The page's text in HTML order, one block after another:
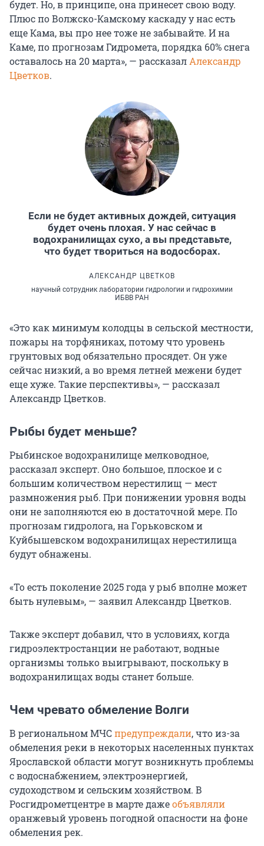
будет. Но, в принципе, она принесет свою воду.
Плюс по Волжско-Камскому каскаду у нас есть
еще Кама, вы про нее тоже не забывайте. И на
Каме, по прогнозам Гидромета, порядка 60% снега
оставалось на 20 марта», — рассказал Александр
Цветков.
Если не будет активных дождей, ситуация
будет очень плохая. У нас сейчас в
водохранилищах сухо, а вы представьте,
что будет твориться на водосборах.
АЛЕКСАНДР ЦВЕТКОВ
научный сотрудник лаборатории гидрологии и гидрохимии
ИБВВ РАН
«Это как минимум колодцы в сельской местности,
пожары на торфяниках, потому что уровень
грунтовых вод обязательно просядет. Он уже
сейчас низкий, а во время летней межени будет
еще хуже. Такие перспективы», — рассказал
Александр Цветков.
Рыбы будет меньше?
Рыбинское водохранилище мелководное,
рассказал эксперт. Оно большое, плоское и с
большим количеством нерестилищ — мест
размножения рыб. При понижении уровня воды
они не заполняются ею в достаточной мере. По
прогнозам гидролога, на Горьковском и
Куйбышевском водохранилищах нерестилища
будут обнажены.
«То есть поколение 2025 года у рыб вполне может
быть нулевым», — заявил Александр Цветков.
Также эксперт добавил, что в условиях, когда
гидроэлектростанции не работают, водные
организмы только выигрывают, поскольку в
водохранилищах воды станет больше.
Чем чревато обмеление Волги
В региональном МЧСпредупреждали, что из-за
обмеления реки в некоторых населенных пунктах
Ярославской области могут возникнуть проблемы
с водоснабжением, электроэнергией,
судоходством и сельским хозяйством. В
Росгидрометцентре в марте дажеобъявляли
оранжевый уровень погодной опасности на фоне
обмеления рек.